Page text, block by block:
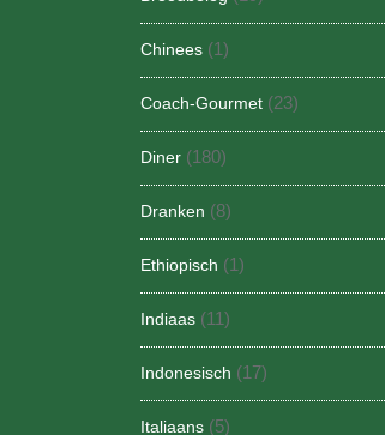
Chinees (1)
Coach-Gourmet (23)
Diner (180)
Dranken (8)
Ethiopisch (1)
Indiaas (11)
Indonesisch (17)
Italiaans (5)